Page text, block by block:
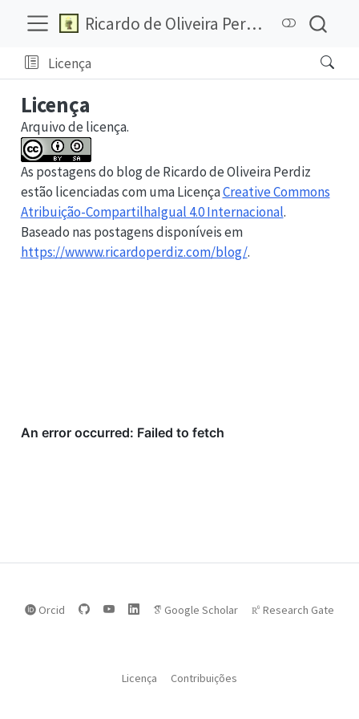
Ricardo de Oliveira Perdiz
Licença
Licença
Arquivo de licença.
As postagens do blog de Ricardo de Oliveira Perdiz
estão licenciadas com uma LicençaCreative Commons
Atribuição-CompartilhaIgual 4.0 Internacional.
Baseado nas postagens disponíveis em
https://wwww.ricardoperdiz.com/blog/.
Licença Contribuições
Orcid Google Scholar Research Gate